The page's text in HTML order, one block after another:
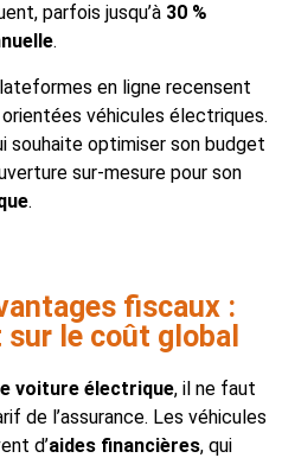
parfois jusqu’à 30 %
.
en ligne recensent
véhicules électriques.
souhaite optimiser son budget
sur-mesure pour son
.
fiscaux :
le coût global
voiture électrique, il ne faut
de l’assurance. Les véhicules
d’aides financières, qui